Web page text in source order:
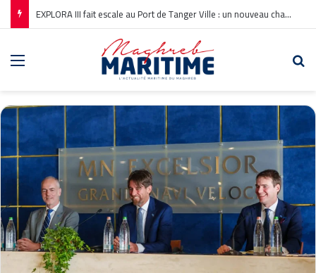
EXPLORA III fait escale au Port de Tanger Ville : un nouveau chapitre pour la croisière en Méditerranée